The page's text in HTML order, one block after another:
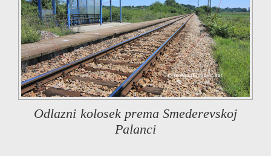
Odlazni kolosek prema Smederevskoj
Palanci